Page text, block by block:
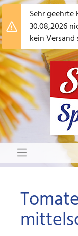
Sehr
30.08,2026
kein